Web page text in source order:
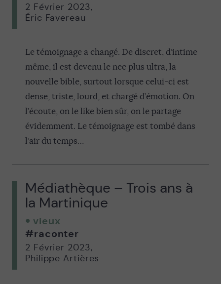
2 Février 2023,
Éric Favereau
Le témoignage a changé. De discret, d’intime
même, il est devenu le nec plus ultra, la
nouvelle bible, surtout lorsque celui-ci est
dense, triste, lourd, et chargé d’émotion. On
l’écoute, on le like bien sûr, on le partage
évidemment. Le témoignage est tombé dans
l’air du temps…
Médiathèque – Trois ans à
la Martinique
vieux
#raconter
2 Février 2023,
Philippe Artières